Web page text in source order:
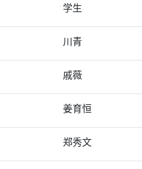
学生
川青
戚薇
姜育恒
郑秀文